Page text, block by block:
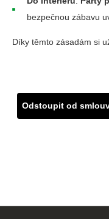
bezpečnou zábavu
Díky těmto zásadám si
Odstoupit od